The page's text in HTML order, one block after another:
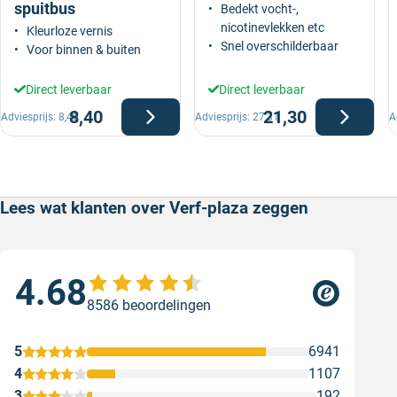
spuitbus
Kleurloze vernis
Voor binnen & buiten
Direct leverbaar
8,40
Adviesprijs: 8,40
Bedekt vocht-,
nicotinevlekken etc
Snel overschilderbaar
Direct leverbaar
21,30
Adviesprijs: 27,31
Lees wat klanten over Verf-plaza zeggen
4.688586 beoordelingen
4 1107
5 6941